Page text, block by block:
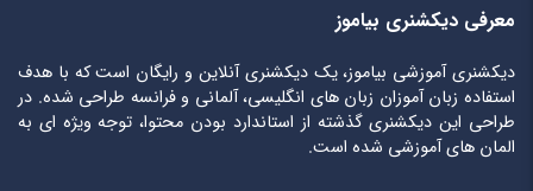
معرفی دیکشنری بیاموز
دیکشنری آموزشی بیاموز، یک دیکشنری آنلاین و رایگان است که با هدف
استفاده زبان آموزان زبان های انگلیسی، آلمانی و فرانسه طراحی شده. در
طراحی این دیکشنری گذشته از استاندارد بودن محتوا، توجه ویژه ای به
المان های آموزشی شده است.